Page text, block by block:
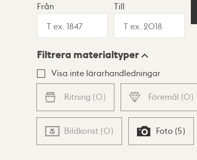
Visningsläge
Lista Karta
Från Till
Filtrera materialtyper
Visa inte lärarhandledningar
Ritning (0) Föremål (0)
Bildkonst (0) Foto (5)